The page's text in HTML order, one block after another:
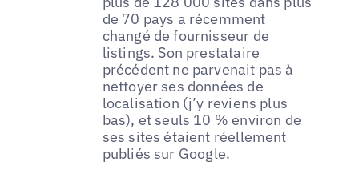
de 70 pays a récemment
changé de fournisseur de
listings. Son prestataire
précédent ne parvenait pas à
nettoyer ses données de
localisation (j’y reviens plus
bas), et seuls 10 % environ de
ses sites étaient réellement
publiés sur Google.